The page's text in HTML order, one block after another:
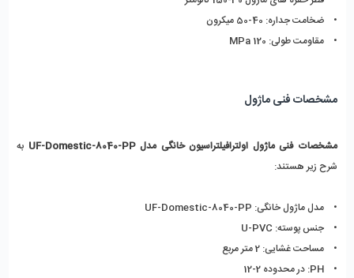
•    ضخامت جداره: 40-50 میکرون
•    مقاومت طولی: 120 MPa
مشخصات فنی ماژول
مشخصات فنی ماژول اولترافیلتراسیون خانگی مدل UF-Domestic-8040-PP
شرح زیر هستند:
•    مدل ماژول خانگی: UF-Domestic-8040-PP
•    جنس پوسته: U-PVC
•    مساحت غشایی: 2 متر مربع
•    PH: در محدوده 2-12